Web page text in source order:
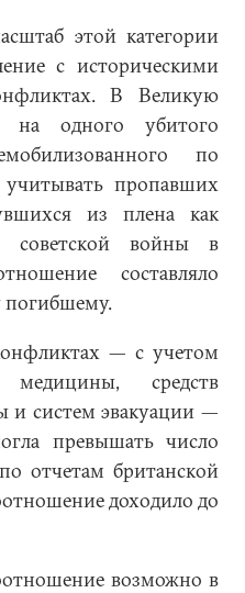
этой категории
с историческими
В Великую
на одного убитого
по
пропавших
из плена как
советской войны в
составляло
погибшему.
— с учетом
средств
и систем эвакуации —
превышать число
отчетам британской
доходило до
возможно в